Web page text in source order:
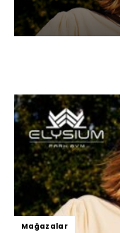
Mağazalar